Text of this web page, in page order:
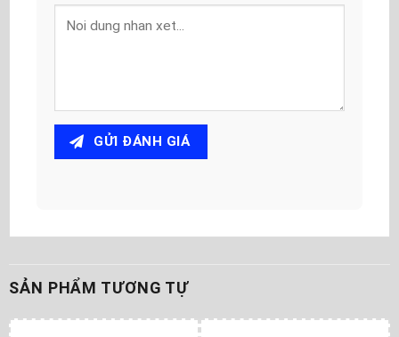
GỬI ĐÁNH GIÁ
SẢN PHẨM TƯƠNG TỰ